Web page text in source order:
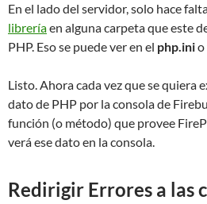
En el lado del servidor, solo hace
libreríaen alguna carpeta que este
PHP. Eso se puede ver en el php.inio
Listo. Ahora cada vez que se quiera
dato de PHP por la consola de
función (o método) que provee
verá ese dato en la consola.
Redirigir Errores a las